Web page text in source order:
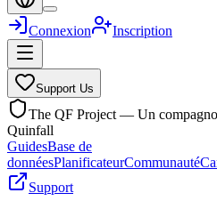
Connexion Inscription
Support Us
The QF Project — Un
Quinfall
GuidesBase de
donnéesPlanificateurCommunauté
Support